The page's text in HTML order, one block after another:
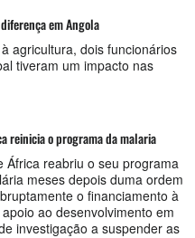
em Angola
agricultura, dois funcionários
tiveram um impacto nas
reinicia o programa da malaria
África reabriu o seu programa
meses depois duma ordem
o financiamento à
ao desenvolvimento em
investigação a suspender as